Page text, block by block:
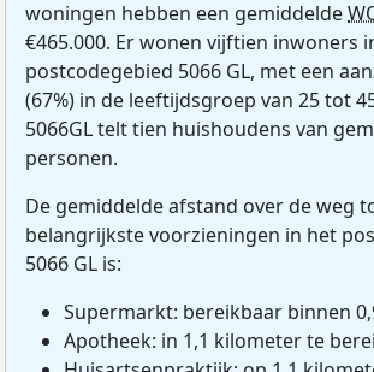
woningen hebben een gemiddelde
€465.000. Er wonen vijftien inwoners
postcodegebied 5066 GL, met een
(67%) in de leeftijdsgroep van 25 tot
5066GL telt tien huishoudens van
personen.
De gemiddelde afstand over de weg
belangrijkste voorzieningen in het
5066 GL is:
Supermarkt: bereikbaar binnen
Apotheek: in 1,1 kilometer te